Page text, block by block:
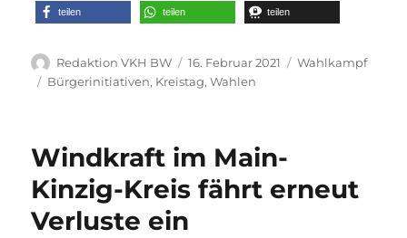
teilen teilen teilen
Autor
Redaktion VKH BW
Veröffentlicht
am
16. Februar 2021 Kategorien
Wahlkampf
Schlagwörter
Bürgerinitiativen, Kreistag,Wahlen
Windkraft im Main-
Kinzig-Kreis fährt erneut
Verluste ein